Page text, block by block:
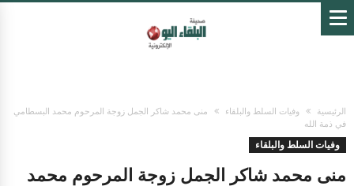
الرئيسية وفيات السلط والبلقاء
منى محمد شاكر الجمل زوجة المرحوم محمد البسطامي
في ذمة الله
وفيات السلط والبلقاء
منى محمد شاكر الجمل زوجة المرحوم محمد